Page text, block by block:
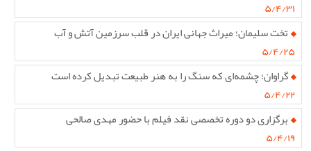
۵/۴/۳۱
تخت سلیمان؛ میراث جهانی ایران در قلب سرزمین آتش و آب
۵/۴/۲۵
گراوان؛ چشمه‌ای که سنگ را به هنر طبیعت تبدیل کرده است
۵/۴/۲۲
برگزاری دو دوره تخصصی نقد فیلم با حضور مهدی صالحی
۵/۴/۱۹